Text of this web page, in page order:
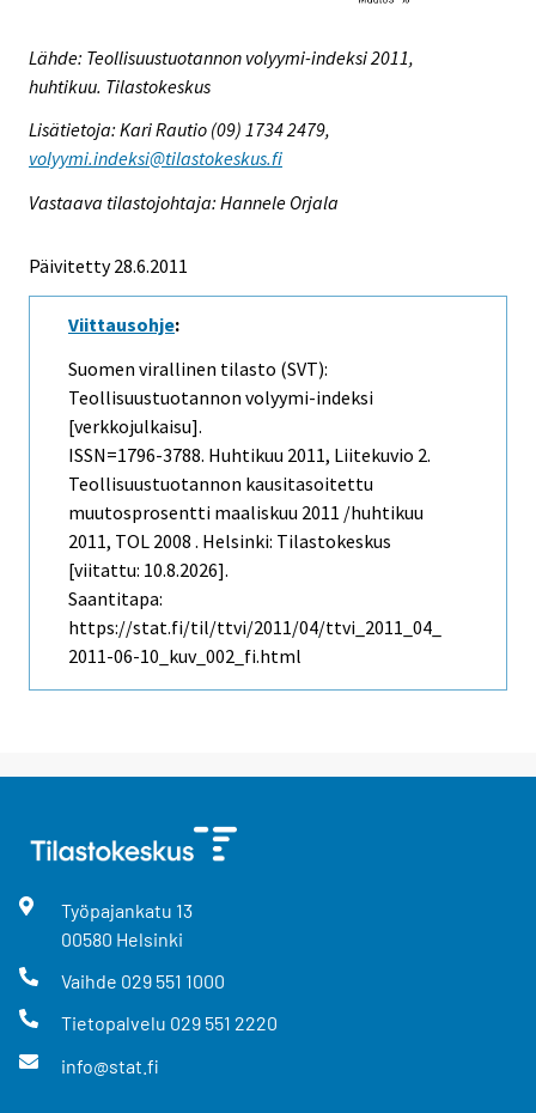
Lähde: Teollisuustuotannon volyymi-indeksi 2011,
huhtikuu. Tilastokeskus
Lisätietoja: Kari Rautio (09) 1734 2479,
volyymi.indeksi@tilastokeskus.fi
Vastaava tilastojohtaja: Hannele Orjala
Päivitetty 28.6.2011
Viittausohje:
Suomen virallinen tilasto (SVT):
Teollisuustuotannon volyymi-indeksi
[verkkojulkaisu].
ISSN=1796-3788. Huhtikuu 2011, Liitekuvio 2.
Teollisuustuotannon kausitasoitettu
muutosprosentti maaliskuu 2011 /huhtikuu
2011, TOL 2008 . Helsinki: Tilastokeskus
[viitattu: 10.8.2026].
Saantitapa:
https://stat.fi/til/ttvi/2011/04/ttvi_2011_04_
2011-06-10_kuv_002_fi.html
Työpajankatu 13
00580 Helsinki
Vaihde 029 551 1000
Tietopalvelu 029 551 2220
info@stat.fi